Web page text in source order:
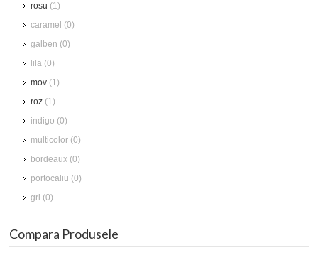
rosu (1)
caramel (0)
galben (0)
lila (0)
mov (1)
roz (1)
indigo (0)
multicolor (0)
bordeaux (0)
portocaliu (0)
gri (0)
Compara Produsele